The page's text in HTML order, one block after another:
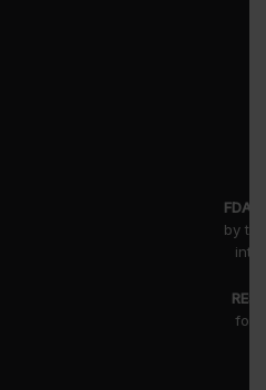
FDA
by
for